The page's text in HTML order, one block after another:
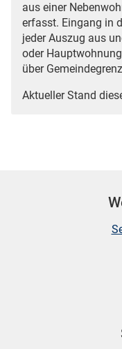
aus einer
erfasst. Eingang in
jeder Auszug aus
oder
über
Aktueller Stand